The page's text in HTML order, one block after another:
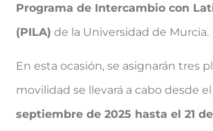
Programa de Intercambio con
(PILA) de la Universidad de Murcia.
En esta ocasión, se asignarán tres
movilidad se llevará a cabo desde el
septiembre de 2025 hasta el 21